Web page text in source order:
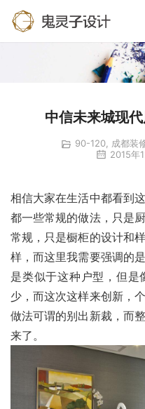
中信未来城现
90-120, 成都装
2015年
相信大家在生活中都看到
都一些常规的做法，只是
常规，只是橱柜的设计和
样，而这里我需要强调的
是类似于这种户型，但是
少，而这次这样来创新，
做法可谓的别出新裁，而
来了。